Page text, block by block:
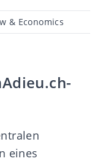
& Economics
eines